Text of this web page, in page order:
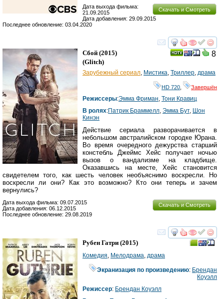
Скачать и Смотреть
Дата выхода фильма:
21.09.2015
Дата добавления: 29.09.2015
Последнее обновление: 03.04.2020
смотреть
8
Сбой (2015)
(Glitch)
Зарубежный сериал, Мистика, Триллер, драма
HD 720 Завершён
Режиссеры:Эмма Фриман, Тони Кравиц
В ролях:Патрик Браммелл, Эмма Бут, Шон
Кинэн
Действие сериала разворачивается в
небольшом австралийском городке Юрана.
Во время очередного дежурства старший
констебль Джеймс Хейс получает ночью
вызов о вандализме на кладбище.
Оказавшись на месте, Хейс становится
свидетелем того, как шесть человек необъяснимо воскресли. Но
воскресли ли они? Как это возможно? Кто они теперь и зачем
вернулись?
Скачать и Смотреть
Дата выхода фильма: 09.07.2015
Дата добавления: 06.12.2015
Последнее обновление: 29.08.2019
смотреть
Рубен Гатри (2015)
Комедия, Мелодрама, драма
Экранизация по произведению: Брендан
Коуэлл
Режиссер: Брендан Коуэлл